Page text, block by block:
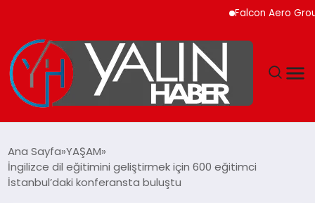
Falcon Aero Group,
SPOR
Ana Sayfa YAŞAM
İngilizce dil eğitimini geliştirmek için 600 eğitimci
İstanbul’daki konferansta buluştu